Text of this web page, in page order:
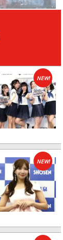
NEW!
NEW!